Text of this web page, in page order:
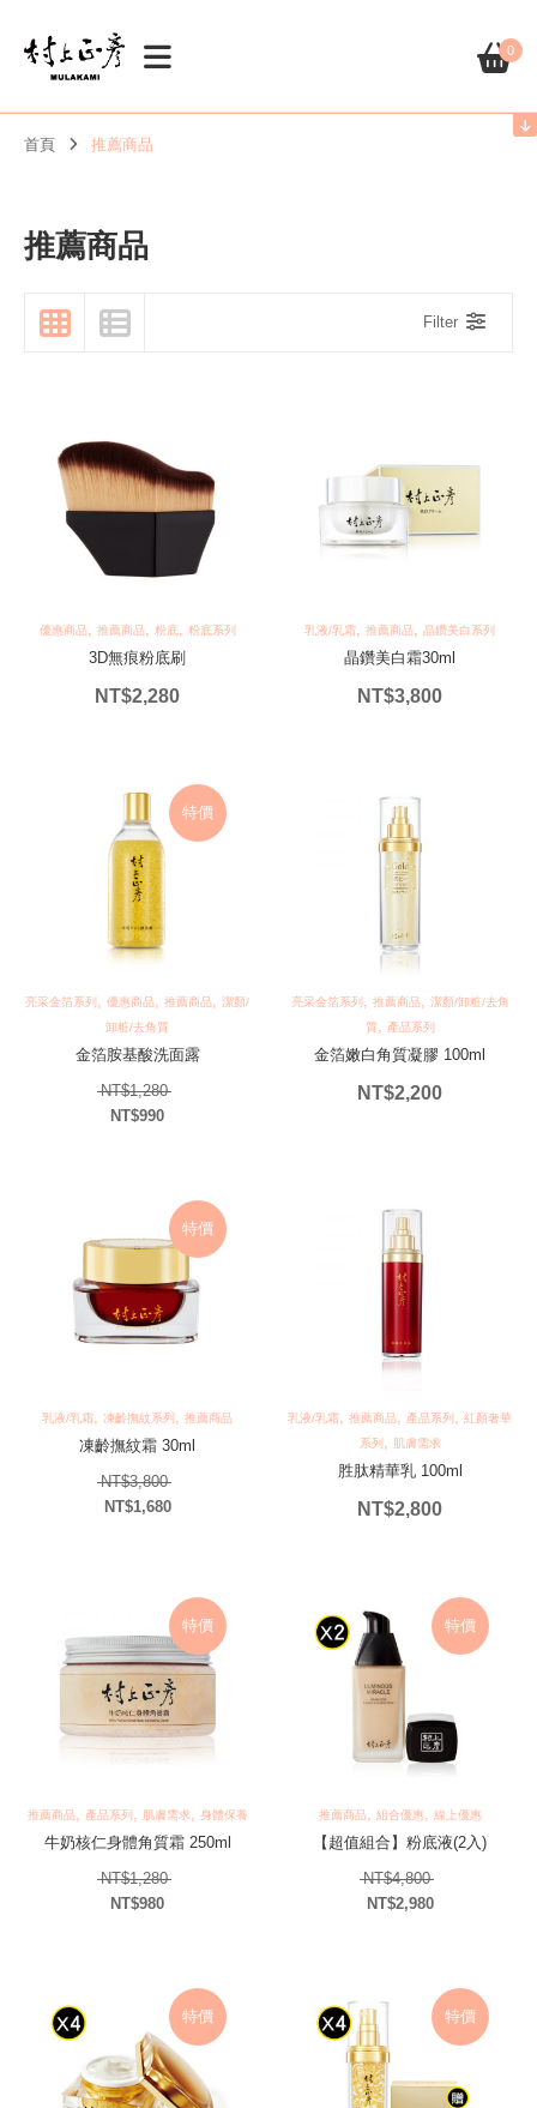
0
首頁 推薦商品
推薦商品
Filter
優惠商品, 推薦商品, 粉底, 粉底系列
3D無痕粉底刷
NT$2,280
乳液/乳霜, 推薦商品, 晶鑽美白系列
晶鑽美白霜30ml
NT$3,800
特價
亮采金箔系列 , 優惠商品, 推薦商品, 潔顏/
卸粧/去角質
金箔胺基酸洗面露
NT$1,280原始價格：NT$1,280。
NT$990
亮采金箔系列, 推薦商品, 潔顏/卸粧/去角
質, 產品系列
金箔嫩白角質凝膠 100ml
NT$2,200
特價
乳液/乳霜, 凍齡撫紋系列 , 推薦商品
凍齡撫紋霜 30ml
NT$3,800原始價格：NT$3,800。
NT$1,680
乳液/乳霜, 推薦商品, 產品系列 , 紅顏奢華
系列, 肌膚需求
胜肽精華乳 100ml
NT$2,800
特價
推薦商品, 產品系列, 肌膚需求, 身體保養
牛奶核仁身體角質霜 250ml
NT$1,280原始價格：NT$1,280。
NT$980
特價
推薦商品, 組合優惠, 線上優惠
【超值組合】粉底液(2入)
NT$4,800原始價格：
NT$2,980
特價 特價